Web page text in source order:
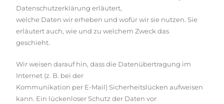
Datenschutzerklärung erläutert,
welche Daten wir erheben und wofür wir sie nutzen. Sie
erläutert auch, wie und zu welchem Zweck das
geschieht.
Wir weisen darauf hin, dass die Datenübertragung im
Internet (z. B. bei der
Kommunikation per E-Mail) Sicherheitslücken aufweisen
kann. Ein lückenloser Schutz der Daten vor